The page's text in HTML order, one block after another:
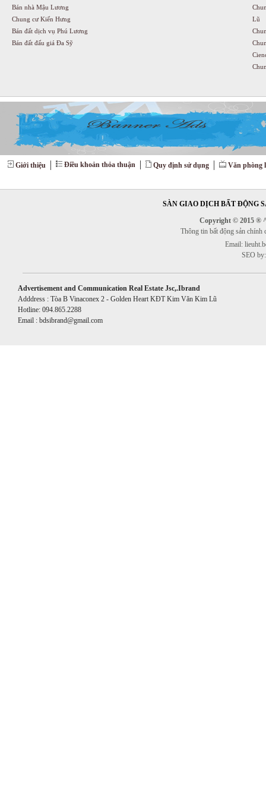
Bán nhà Mậu Lương
Chung cư Kiến Hưng
Bán đất dịch vụ Phú Lương
Bán đất đấu giá Đa Sỹ
Lũ
Giới thiệu Điều khoản thỏa thuận Quy định sử dụng Văn phòng
SÀN GIAO DỊCH BẤT ĐỘNG
Copyright © 2015 ®
Thông tin bất động sản
Email:
SEO
Advertisement and Communication Real Estate Jsc,.Ibrand
Adddress : Tòa B Vinaconex 2 - Golden Heart KĐT Kim Văn Kim Lũ
Hotline: 094.865.2288
Email : bdsibrand@gmail.com